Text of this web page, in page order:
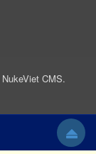
NukeViet CMS.